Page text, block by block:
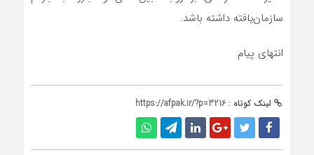
سازمان‌یافته داشته باشد.
انتهای پیام
لینک کوتاه : https://afpak.ir/?p=3216